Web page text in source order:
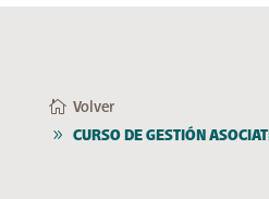
Volver
CURSO DE GESTIÓN